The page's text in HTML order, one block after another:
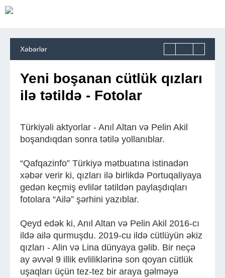
Xəbərlər
Yeni boşanan cütlük qızları
ilə tətildə - Fotolar
Türkiyəli aktyorlar - Anıl Altan və Pelin Akil
boşandıqdan sonra tətilə yollanıblar.
“Qafqazinfo” Türkiyə mətbuatına istinadən
xəbər verir ki, qızları ilə birlikdə Portuqaliyaya
gedən keçmiş evlilər tətildən paylaşdıqları
fotolara “Ailə” şərhini yazıblar.
Qeyd edək ki, Anıl Altan və Pelin Akil 2016-cı
ildə ailə qurmuşdu. 2019-cu ildə cütlüyün əkiz
qızları - Alin və Lina dünyaya gəlib. Bir neçə
ay əvvəl 9 illik evliliklərinə son qoyan cütlük
uşaqları üçün tez-tez bir araya gəlməyə